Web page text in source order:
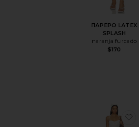
ПАРЕРО LATEX
SPLASH
naranja furcado
$170